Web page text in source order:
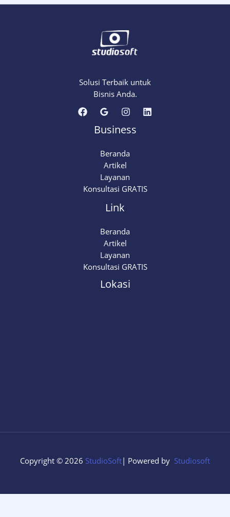
Solusi Terbaik untuk
Bisnis Anda.
Business
Beranda
Artikel
Layanan
Konsultasi GRATIS
Link
Beranda
Artikel
Layanan
Konsultasi GRATIS
Lokasi
Copyright © 2026 StudioSoft| Powered by Studiosoft